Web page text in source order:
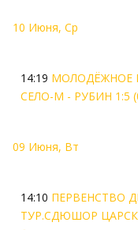
10 Июня, Ср
14:19 МОЛОДЁЖНОЕ
СЕЛО-М - РУБИН 1:5
09 Июня, Вт
14:10 ПЕРВЕНСТВО
ТУР.СДЮШОР